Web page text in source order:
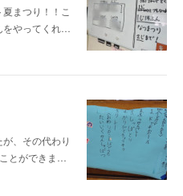
まつり！！こ
をやってくれ…
、その代わり
とができま…